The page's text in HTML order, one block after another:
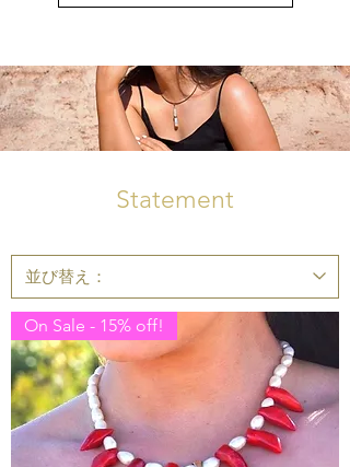
Statement
On Sale - 15% off!